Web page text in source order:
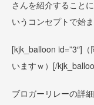
さんを紹介すること
いうコンセプトで始ま
[kjk_balloon id=”3″]
いますｗ） [/
ブロガーリレーの詳